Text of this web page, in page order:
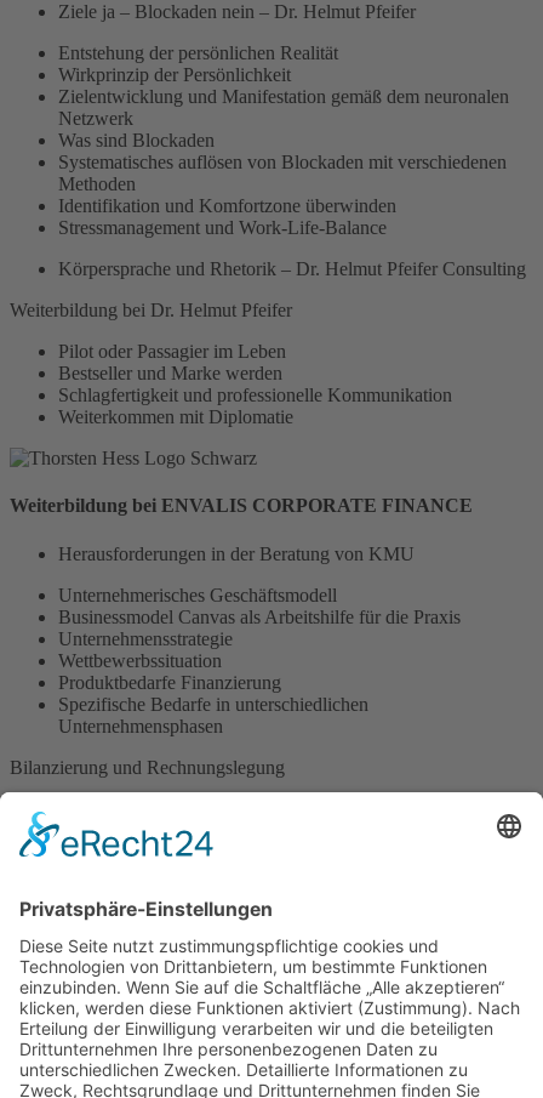
Ziele ja – Blockaden nein – Dr. Helmut Pfeifer
Entstehung der persönlichen Realität
Wirkprinzip der Persönlichkeit
Zielentwicklung und Manifestation gemäß dem neuronalen
Netzwerk
Was sind Blockaden
Systematisches auflösen von Blockaden mit verschiedenen
Methoden
Identifikation und Komfortzone überwinden
Stressmanagement und Work-Life-Balance
Körpersprache und Rhetorik – Dr. Helmut Pfeifer Consulting
Weiterbildung bei Dr. Helmut Pfeifer
Pilot oder Passagier im Leben
Bestseller und Marke werden
Schlagfertigkeit und professionelle Kommunikation
Weiterkommen mit Diplomatie
Weiterbildung bei ENVALIS CORPORATE FINANCE
Herausforderungen in der Beratung von KMU
Unternehmerisches Geschäftsmodell
Businessmodel Canvas als Arbeitshilfe für die Praxis
Unternehmensstrategie
Wettbewerbssituation
Produktbedarfe Finanzierung
Spezifische Bedarfe in unterschiedlichen
Unternehmensphasen
Bilanzierung und Rechnungslegung
Struktur eines Jahresabschlusses
Praxisrelevante Jahresabschlusspositionen
Einnahmenüberschussrechnungen
Finanzwirtschaftliche Kennzahlen zur Bonitätsbeurteilung
Rechtliche Grundlagen
Typische Rechtsformen im Mittelstand, Vor- und Nachteile
Grundlagen Kreditgeschäft
Regulatorische Grundlagen (KWG / BaFin)
Ratingsysteme der Banken